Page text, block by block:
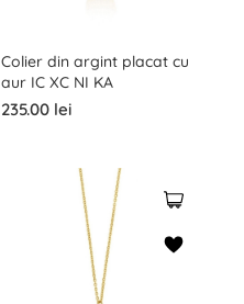
Colier din argint placat cu
aur IC XC NI KA
235.00 lei